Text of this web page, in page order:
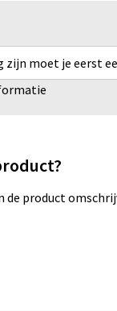
zijn moet je eerst
product